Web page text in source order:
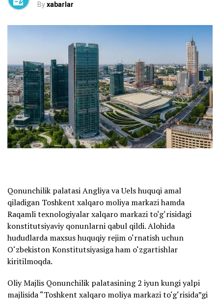
Byxabarlar
Qonunchilik palatasi Angliya va Uels huquqi amal
qiladigan Toshkent xalqaro moliya markazi hamda
Raqamli texnologiyalar xalqaro markazi to‘g‘risidagi
konstitutsiyaviy qonunlarni qabul qildi. Alohida
hududlarda maxsus huquqiy rejim o‘rnatish uchun
O‘zbekiston Konstitutsiyasiga ham o‘zgartishlar
kiritilmoqda.
Oliy Majlis Qonunchilik palatasining 2 iyun kungi yalpi
majlisida “Toshkent xalqaro moliya markazi to‘g‘risida”gi